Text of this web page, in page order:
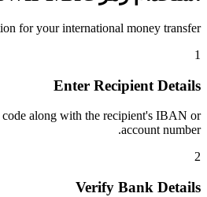
for your international money transfer
1
Enter Recipient Details
along with the recipient's IBAN or
account number.
2
Verify Bank Details